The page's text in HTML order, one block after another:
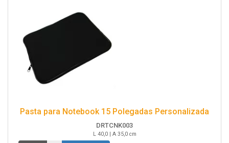
Pasta para Notebook 15 Polegadas Personalizada
DRTCNK003
L 40,0 | A 35,0 cm